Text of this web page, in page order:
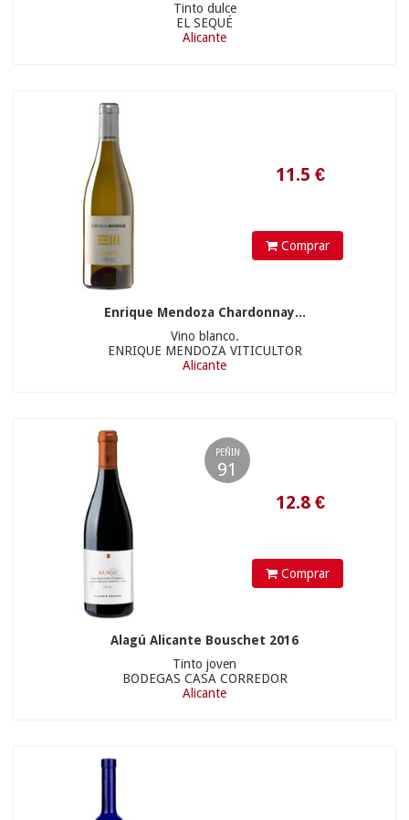
Tinto dulce
EL SEQUÉ
Alicante
Comprar
Enrique Mendoza Chardonnay...
Vino blanco.
ENRIQUE MENDOZA VITICULTOR
Alicante
PEÑIN
91
Comprar
Alagú Alicante Bouschet 2016
Tinto joven
BODEGAS CASA CORREDOR
Alicante
90.45€
15.45 €